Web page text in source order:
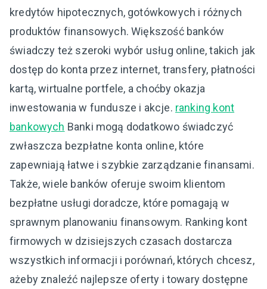
kredytów hipotecznych, gotówkowych i różnych
produktów finansowych. Większość banków
świadczy też szeroki wybór usług online, takich jak
dostęp do konta przez internet, transfery, płatności
kartą, wirtualne portfele, a choćby okazja
inwestowania w fundusze i akcje. ranking kont
bankowych Banki mogą dodatkowo świadczyć
zwłaszcza bezpłatne konta online, które
zapewniają łatwe i szybkie zarządzanie finansami.
Także, wiele banków oferuje swoim klientom
bezpłatne usługi doradcze, które pomagają w
sprawnym planowaniu finansowym. Ranking kont
firmowych w dzisiejszych czasach dostarcza
wszystkich informacji i porównań, których chcesz,
ażeby znaleźć najlepsze oferty i towary dostępne